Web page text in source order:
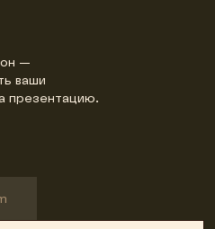
—
ваши
презентацию.